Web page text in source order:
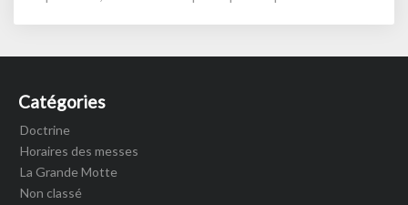
France »
Catégories
Doctrine
Horaires des messes
La Grande Motte
Non classé